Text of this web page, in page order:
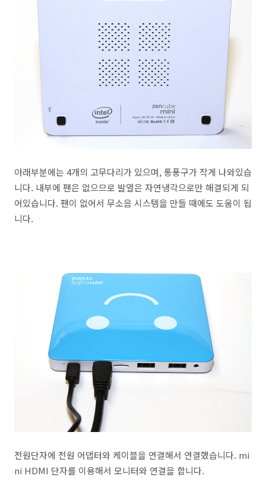
아래부분에는 4개의 고무다리가 있으며, 통풍구가 작게 나와있습
니다. 내부에 팬은 없으므로 발열은 자연냉각으로만 해결되게 되
어있습니다. 팬이 없어서 무소음 시스템을 만들 때에도 도움이 됩
니다.
전원단자에 전원 어댑터와 케이블을 연결해서 연결했습니다. mi
ni HDMI 단자를 이용해서 모니터와 연결을 합니다.